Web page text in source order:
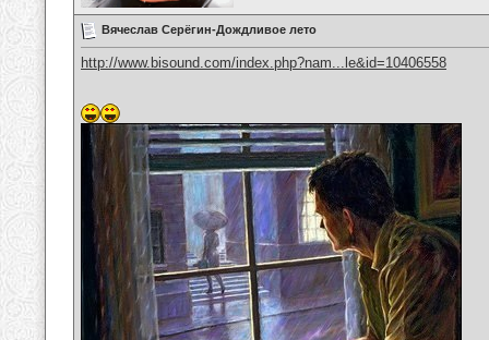
Вячеслав Серёгин-Дождливое лето
http://www.bisound.com/index.php?nam...le&id=10406558